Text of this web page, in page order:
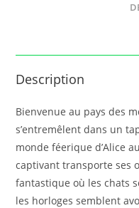
Description
Bienvenue au pays des
s’entremêlent dans un
monde féerique d’Alice
captivant transporte ses
fantastique où les chats
les horloges semblent